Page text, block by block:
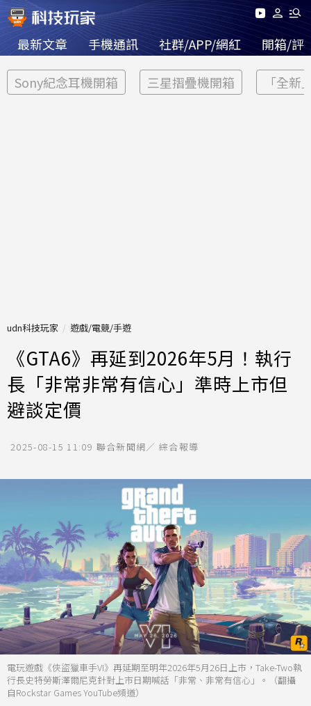
最新文章 手機通訊 社群/APP/網紅 開箱/評
Sony紀念耳機開箱 三星摺疊機開箱 「全新
udn科技玩家 遊戲/電競/手遊
《GTA6》再延到2026年5月！執行
長「非常非常有信心」準時上市但
避談定價
2025-08-15 11:09 聯合新聞網／ 綜合報導
電玩遊戲《俠盜獵車手VI》再延期至明年2026年5月26日上市，Take-Two執
行長史特勞斯澤爾尼克針對上市日期喊話「非常、非常有信心」。（翻攝
自Rockstar Games YouTube頻道）